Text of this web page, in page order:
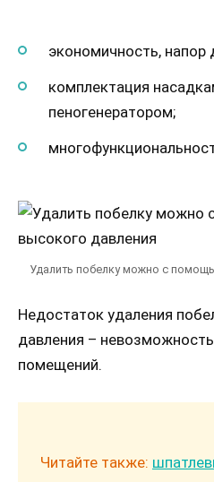
экономичность, напор
комплектация
пеногенератором;
Удалить побелку можно с
Недостаток удаления
давления –
помещений.
Читайте также: